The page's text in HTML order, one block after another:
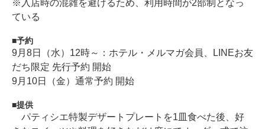
※入店時の混雑を避けるため、利用時間が2部制となっ
ている
予約
9月8日（水）12時～：ホテル・メルマガ会員、LINEお友
だち限定 先行予約 開始
9月10日（金）通常予約 開始
提供
パティシエ特製デザートプレートを1皿食べた後、好